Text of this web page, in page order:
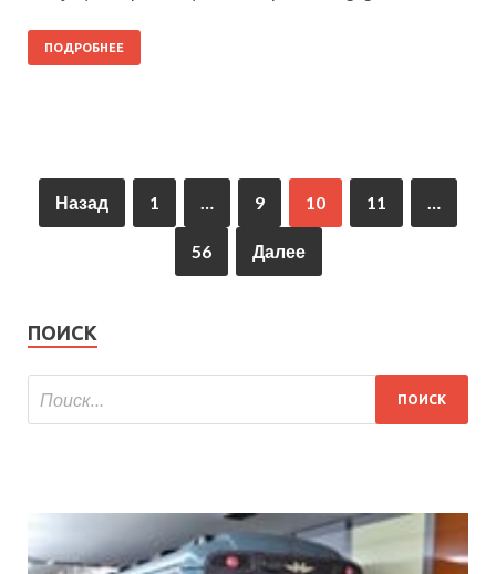
ПОДРОБНЕЕ
Назад 1 … 9 10 11 …
56 Далее
ПОИСК